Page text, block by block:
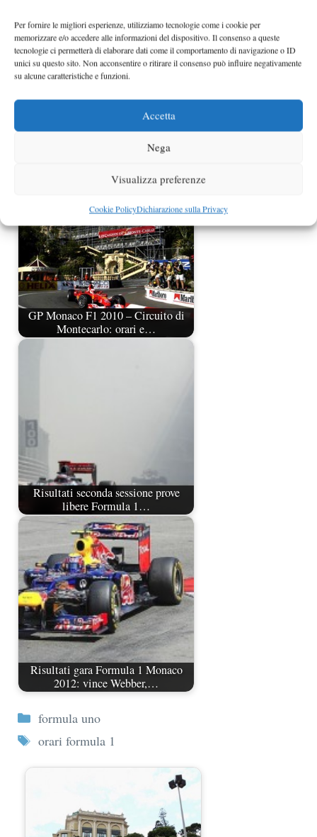
Per fornire le migliori esperienze, utilizziamo tecnologie come i cookie per
memorizzare e/o accedere alle informazioni del dispositivo. Il consenso a queste
tecnologie ci permetterà di elaborare dati come il comportamento di navigazione o ID
unici su questo sito. Non acconsentire o ritirare il consenso può influire negativamente
su alcune caratteristiche e funzioni.
Accetta
Nega
Visualizza preferenze
Cookie PolicyDichiarazione sulla Privacy
diretta e 10 in differita
GP Monaco F1 2010 – Circuito di
Montecarlo: orari e…
Risultati seconda sessione prove
libere Formula 1…
Risultati gara Formula 1 Monaco
2012: vince Webber,…
Categorie
formula uno
Tag
orari formula 1